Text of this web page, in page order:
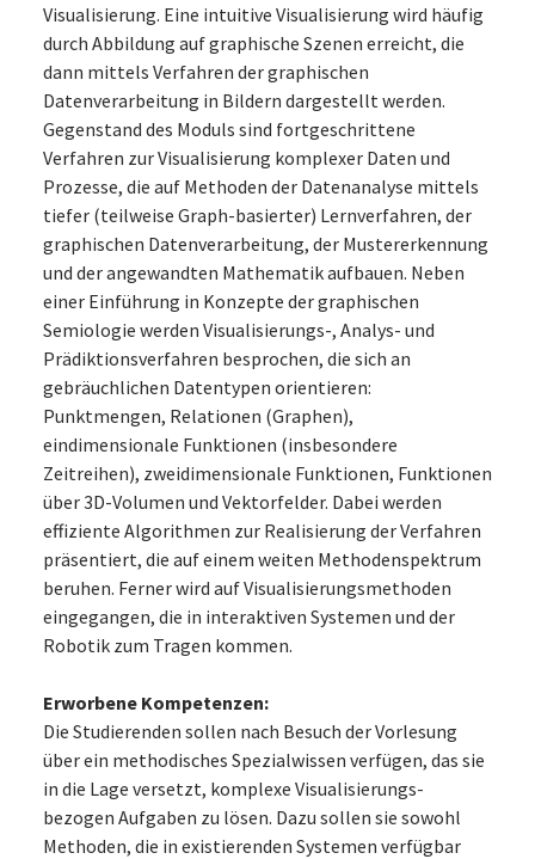
Visualisierung. Eine intuitive Visualisierung wird häufig
durch Abbildung auf graphische Szenen erreicht, die
dann mittels Verfahren der graphischen
Datenverarbeitung in Bildern dargestellt werden.
Gegenstand des Moduls sind fortgeschrittene
Verfahren zur Visualisierung komplexer Daten und
Prozesse, die auf Methoden der Datenanalyse mittels
tiefer (teilweise Graph-basierter) Lernverfahren, der
graphischen Datenverarbeitung, der Mustererkennung
und der angewandten Mathematik aufbauen. Neben
einer Einführung in Konzepte der graphischen
Semiologie werden Visualisierungs-, Analys- und
Prädiktionsverfahren besprochen, die sich an
gebräuchlichen Datentypen orientieren:
Punktmengen, Relationen (Graphen),
eindimensionale Funktionen (insbesondere
Zeitreihen), zweidimensionale Funktionen, Funktionen
über 3D-Volumen und Vektorfelder. Dabei werden
effiziente Algorithmen zur Realisierung der Verfahren
präsentiert, die auf einem weiten Methodenspektrum
beruhen. Ferner wird auf Visualisierungsmethoden
eingegangen, die in interaktiven Systemen und der
Robotik zum Tragen kommen.
Erworbene Kompetenzen:
Die Studierenden sollen nach Besuch der Vorlesung
über ein methodisches Spezialwissen verfügen, das sie
in die Lage versetzt, komplexe Visualisierungs-
bezogen Aufgaben zu lösen. Dazu sollen sie sowohl
Methoden, die in existierenden Systemen verfügbar